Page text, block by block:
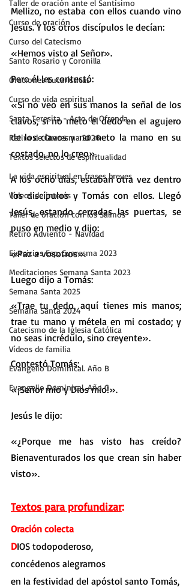
Taller de oración ante el Santísimo
Curso de oración
Curso del Catecismo
Santo Rosario y Coronilla
Oraciones Eucarísticas
Curso de vida espiritual
Santa Teresita - Acto de Ofrenda
Retiro de Cuaresma 2026
Textos selectos de espiritualidad
La vida espiritual en frases breves
Vídeos de interés
Taller de oración con los Salmos
Retiro Adviento - Navidad
Ejercicios Esp. Cuaresma 2023
Meditaciones Semana Santa 2023
Semana Santa 2025
Semana Santa 2024
Catecismo de la Iglesia Católica
Vídeos de familia
Evangelio Dominical. Año B
Evangelio Dominical. Año C
Mellizo, no estaba con ellos cuando vino
Jesús. Y los otros discípulos le decían:
«Hemos visto al Señor».
Pero él les contestó:
«Si no veo en sus manos la señal de los
clavos, si no meto el dedo en el agujero
de los clavos y no meto la mano en su
costado, no lo creo».
A los ocho días, estaban otra vez dentro
los discípulos y Tomás con ellos. Llegó
Jesús, estando cerradas las puertas, se
puso en medio y dijo:
«Paz a vosotros».
Luego dijo a Tomás:
«Trae tu dedo, aquí tienes mis manos;
trae tu mano y métela en mi costado; y
no seas incrédulo, sino creyente».
Contestó Tomás:
«¡Señor mío y Dios mío!».
Jesús le dijo:
«¿Porque me has visto has creído?
Bienaventurados los que crean sin haber
visto».
Textos para profundizar:
Oración colecta
DIOS todopoderoso,
concédenos alegrarnos
en la festividad del apóstol santo Tomás,